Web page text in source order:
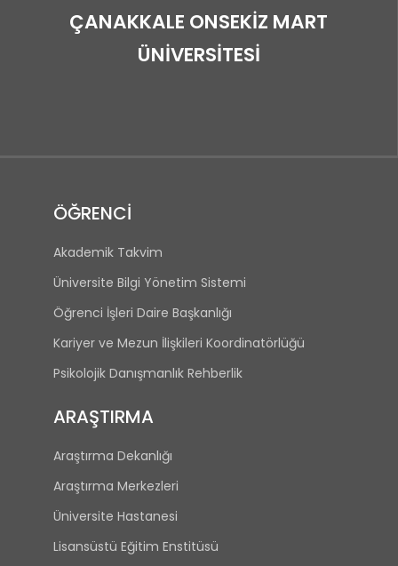
ÇANAKKALE ONSEKİZ MART
ÜNİVERSİTESİ
ÖĞRENCİ
Akademik Takvim
Üniversite Bilgi Yönetim Sistemi
Öğrenci İşleri Daire Başkanlığı
Kariyer ve Mezun İlişkileri Koordinatörlüğü
Psikolojik Danışmanlık Rehberlik
ARAŞTIRMA
Araştırma Dekanlığı
Araştırma Merkezleri
Üniversite Hastanesi
Lisansüstü Eğitim Enstitüsü